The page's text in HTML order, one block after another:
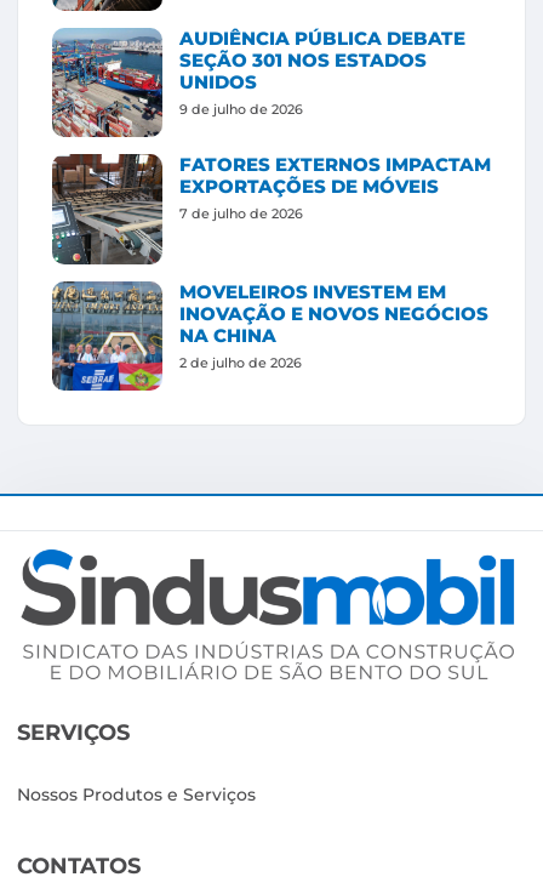
AUDIÊNCIA PÚBLICA DEBATE
SEÇÃO 301 NOS ESTADOS
UNIDOS
9 de julho de 2026
FATORES EXTERNOS IMPACTAM
EXPORTAÇÕES DE MÓVEIS
7 de julho de 2026
MOVELEIROS INVESTEM EM
INOVAÇÃO E NOVOS NEGÓCIOS
NA CHINA
2 de julho de 2026
SERVIÇOS
Nossos Produtos e Serviços
CONTATOS